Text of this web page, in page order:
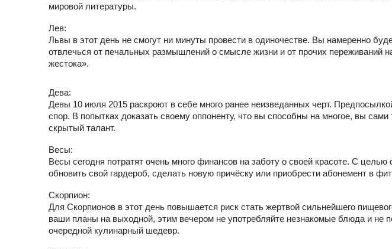
мировой литературы.
Лев:
Львы в этот день не смогут ни минуты провести в одиночестве. Вы намеренно
отвлечься от печальных размышлений о смысле жизни и от прочих переживаний
жестока».
Дева:
Девы 10 июля 2015 раскроют в себе много ранее неизведанных черт.
спор. В попытках доказать своему оппоненту, что вы способны на многое, вы сами
скрытый талант.
Весы:
Весы сегодня потратят очень много финансов на заботу о своей красоте. С
обновить свой гардероб, сделать новую причёску или приобрести абонемент в
Скорпион:
Для Скорпионов в этот день повышается риск стать жертвой сильнейшего
ваши планы на выходной, этим вечером не употребляйте незнакомые блюда и не
очередной кулинарный шедевр.